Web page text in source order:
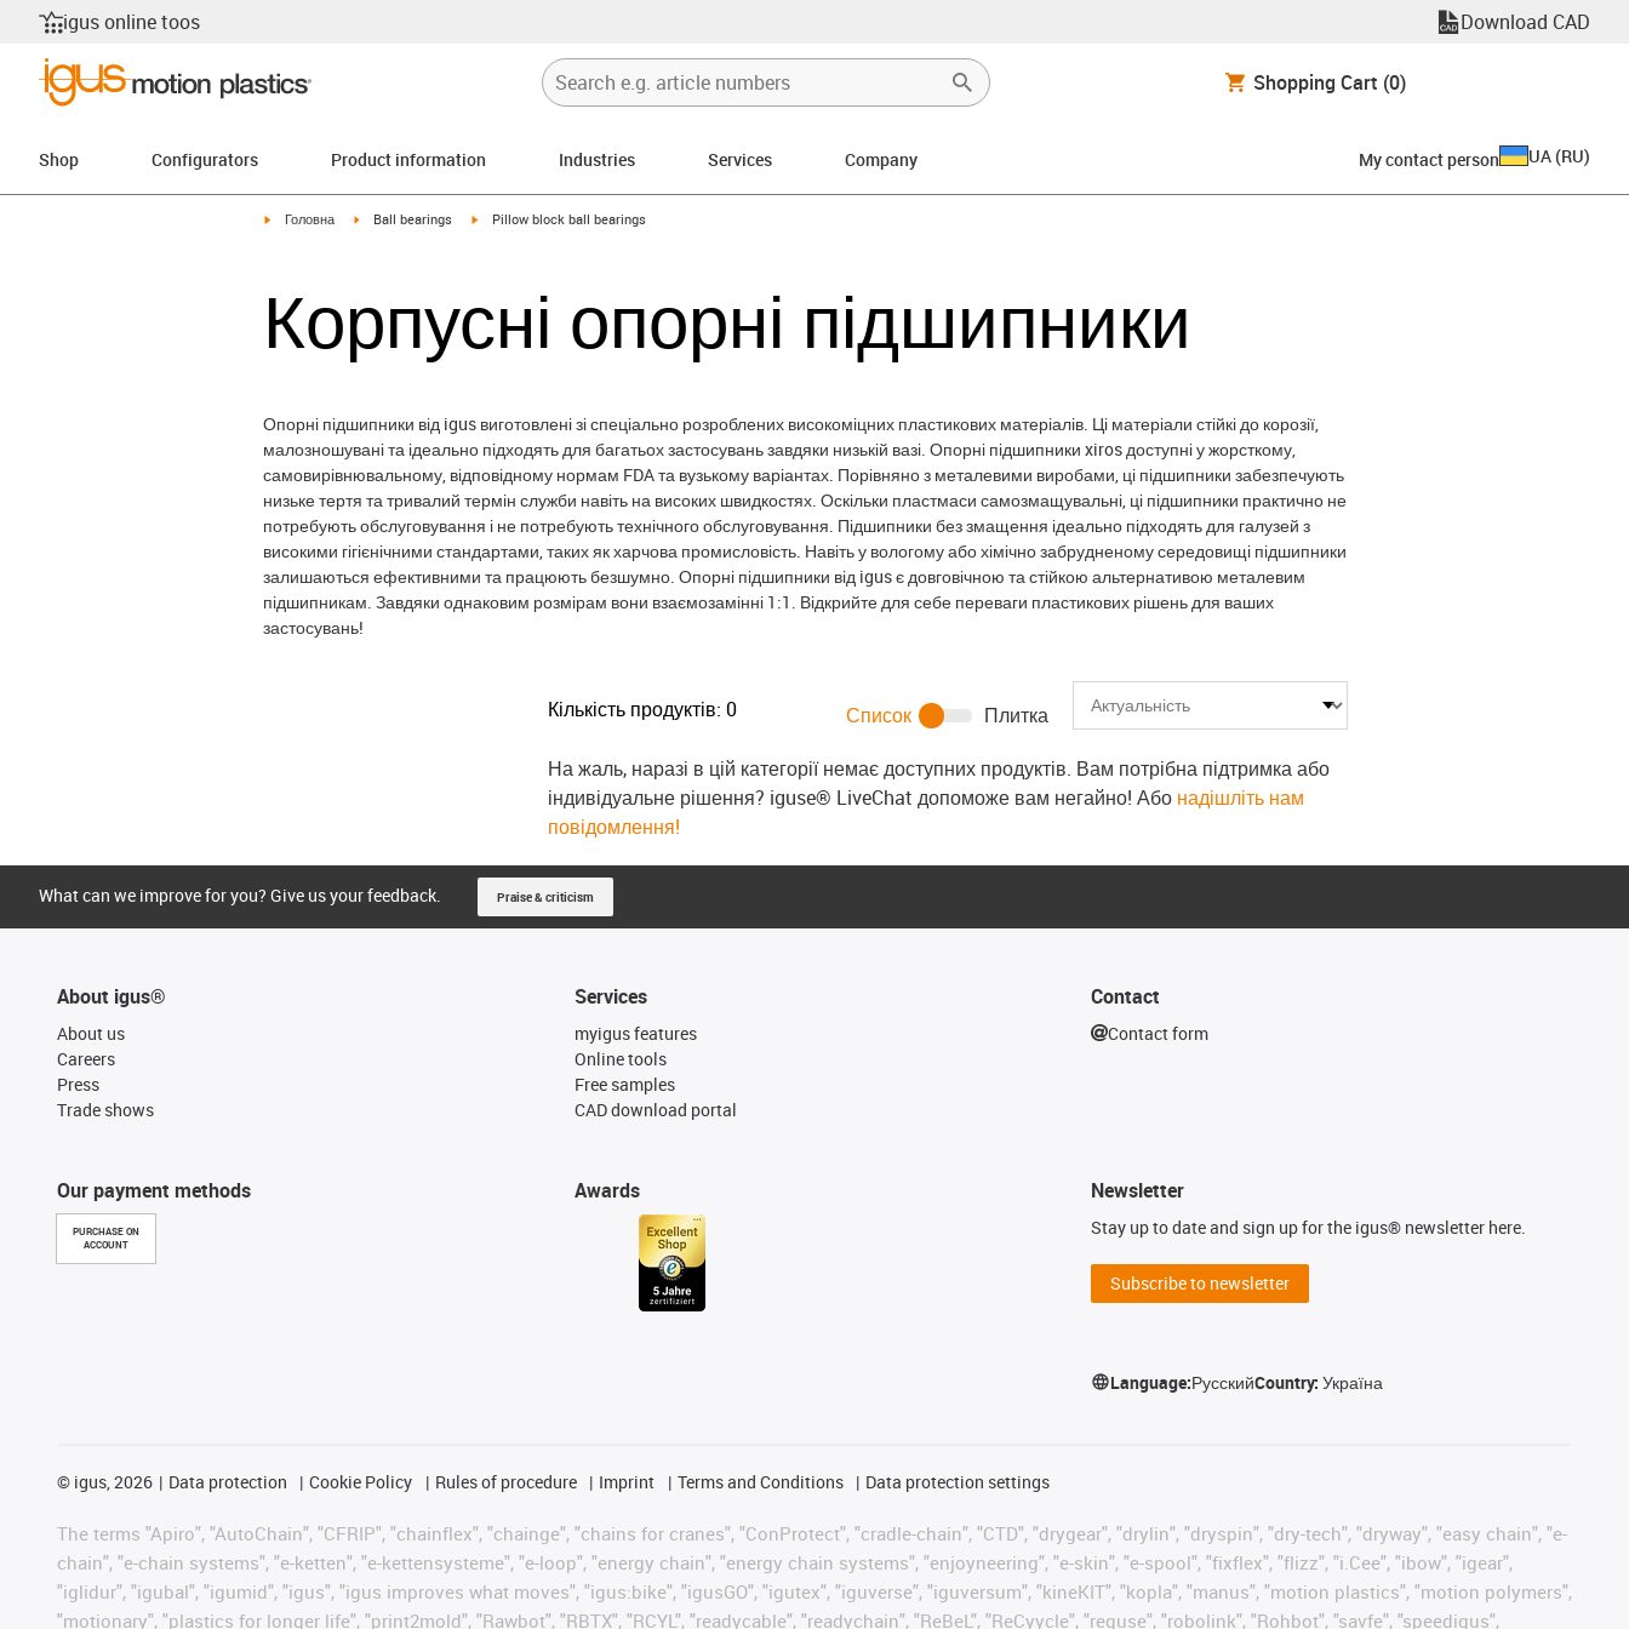
igus online toos Download CAD
Shopping Cart (0)
Shop Configurators Product information Industries Services Company My contact person UA (RU)
igus-icon-arrow-right
Головна igus-icon-arrow-right
Ball bearings igus-icon-arrow-right
Pillow block ball bearings
Корпусні опорні підшипники
Опорні підшипники від igus виготовлені зі спеціально розроблених високоміцних пластикових матеріалів. Ці матеріали стійкі до корозії,
малозношувані та ідеально підходять для багатьох застосувань завдяки низькій вазі. Опорні підшипники xiros доступні у жорсткому,
самовирівнювальному, відповідному нормам FDA та вузькому варіантах. Порівняно з металевими виробами, ці підшипники забезпечують
низьке тертя та тривалий термін служби навіть на високих швидкостях. Оскільки пластмаси самозмащувальні, ці підшипники практично не
потребують обслуговування і не потребують технічного обслуговування. Підшипники без змащення ідеально підходять для галузей з
високими гігієнічними стандартами, таких як харчова промисловість. Навіть у вологому або хімічно забрудненому середовищі підшипники
залишаються ефективними та працюють безшумно. Опорні підшипники від igus є довговічною та стійкою альтернативою металевим
підшипникам. Завдяки однаковим розмірам вони взаємозамінні 1:1. Відкрийте для себе переваги пластикових рішень для ваших
застосувань!
Кількість продуктів: 0 Список
Плитка
На жаль, наразі в цій категорії немає доступних продуктів. Вам потрібна підтримка або
індивідуальне рішення? iguse® LiveChat допоможе вам негайно! Або надішліть нам
повідомлення!
What can we improve for you? Give us your feedback. Praise & criticism
About igus®
About us
Careers
Press
Trade shows
Our payment methods
PURCHASE ON
ACCOUNT
Services
myigus features
Online tools
Free samples
CAD download portal
Awards
Contact
Contact form
Newsletter
Stay up to date and sign up for the igus® newsletter here.
Subscribe to newsletter
Language:РусскийCountry:Україна
© igus, 2026 Data protection Cookie Policy Rules of procedure Imprint Terms and Conditions Data protection settings
The terms "Apiro", "AutoChain", "CFRIP", "chainflex", "chainge", "chains for cranes", "ConProtect", "cradle-chain", "CTD", "drygear", "drylin", "dryspin", "dry-tech", "dryway", "easy chain", "e-
chain", "e-chain systems", "e-ketten", "e-kettensysteme", "e-loop", "energy chain", "energy chain systems", "enjoyneering", "e-skin", "e-spool", "fixflex", "flizz", "i.Cee", "ibow", "igear",
"iglidur", "igubal", "igumid", "igus", "igus improves what moves", "igus:bike", "igusGO", "igutex", "iguverse", "iguversum", "kineKIT", "kopla", "manus", "motion plastics", "motion polymers",
"motionary", "plastics for longer life", "print2mold", "Rawbot", "RBTX", "RCYL", "readycable", "readychain", "ReBeL", "ReCyycle", "reguse", "robolink", "Rohbot", "savfe", "speedigus",